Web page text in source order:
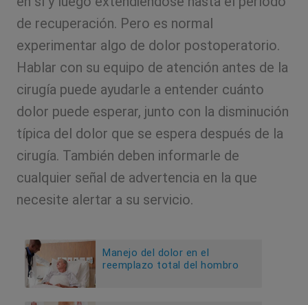
de recuperación. Pero es normal
experimentar algo de dolor postoperatorio.
Hablar con su equipo de atención antes de la
cirugía puede ayudarle a entender cuánto
dolor puede esperar, junto con la disminución
típica del dolor que se espera después de la
cirugía. También deben informarle de
cualquier señal de advertencia en la que
necesite alertar a su servicio.
Manejo del dolor en el
reemplazo total del hombro